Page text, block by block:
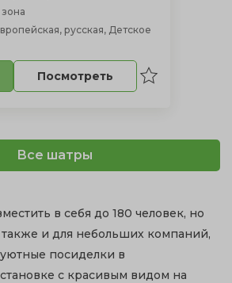
русская, Детское
Посмотреть
Все шатры
в себя до 180 человек, но
и для небольших компаний,
посиделки в
с красивым видом на